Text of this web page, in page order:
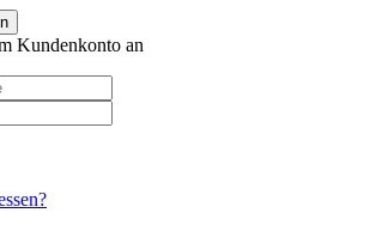
Kundenkonto an